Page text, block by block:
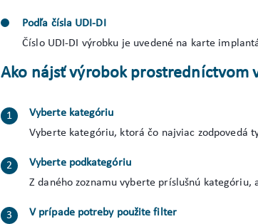
Podľa čísla UDI-DI
Číslo UDI-DI výrobku je uvedené na karte
Ako nájsť výrobok prostredníctvom
Vyberte kategóriu
Vyberte kategóriu, ktorá čo najviac zodpovedá
Vyberte podkategóriu
Z daného zoznamu vyberte príslušnú kategóriu,
V prípade potreby použite filter